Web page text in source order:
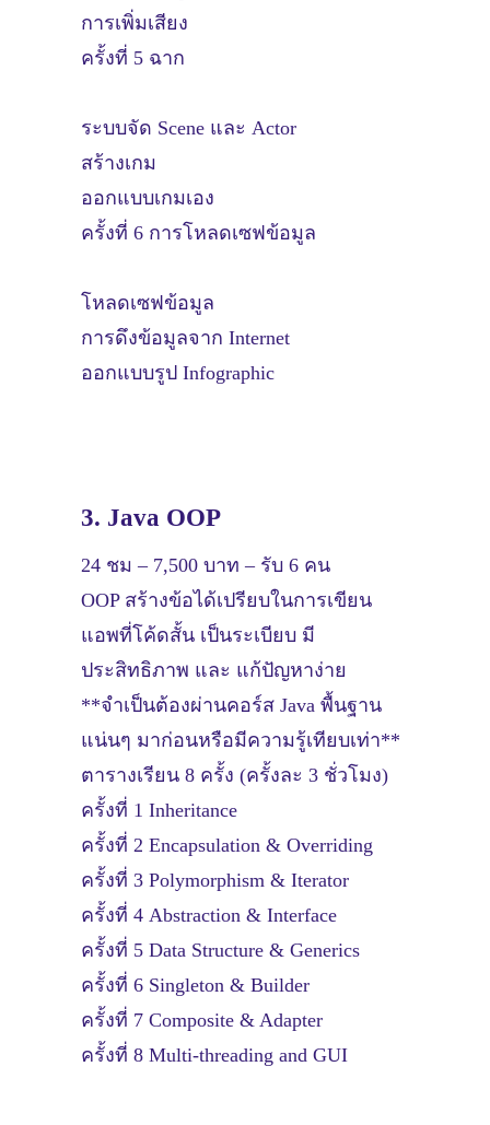
การเพิ่มเสียง
ครั้งที่ 5 ฉาก
ระบบจัด Scene และ Actor
สร้างเกม
ออกแบบเกมเอง
ครั้งที่ 6 การโหลดเซฟข้อมูล
โหลดเซฟข้อมูล
การดึงข้อมูลจาก Internet
ออกแบบรูป Infographic
3. Java OOP
24 ชม – 7,500 บาท – รับ 6 คน
OOP สร้างข้อได้เปรียบในการเขียน
แอพที่โค้ดสั้น เป็นระเบียบ มี
ประสิทธิภาพ และ แก้ปัญหาง่าย
**จำเป็นต้องผ่านคอร์ส Java พื้นฐาน
แน่นๆ มาก่อนหรือมีความรู้เทียบเท่า**
ตารางเรียน 8 ครั้ง (ครั้งละ 3 ชั่วโมง)
ครั้งที่ 1 Inheritance
ครั้งที่ 2 Encapsulation & Overriding
ครั้งที่ 3 Polymorphism & Iterator
ครั้งที่ 4 Abstraction & Interface
ครั้งที่ 5 Data Structure & Generics
ครั้งที่ 6 Singleton & Builder
ครั้งที่ 7 Composite & Adapter
ครั้งที่ 8 Multi-threading and GUI